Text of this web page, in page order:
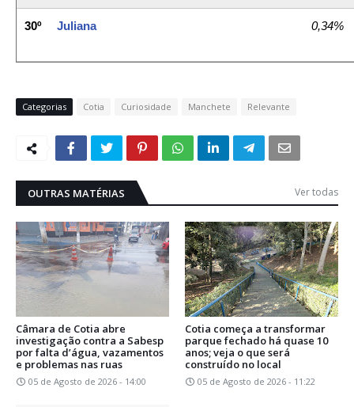
30º Juliana 0,34%
Categorias Cotia Curiosidade Manchete Relevante
OUTRAS MATÉRIAS Ver todas
Câmara de Cotia abre
investigação contra a Sabesp
por falta d’água, vazamentos
e problemas nas ruas
05 de Agosto de 2026 - 14:00
Cotia começa a transformar
parque fechado há quase 10
anos; veja o que será
construído no local
05 de Agosto de 2026 - 11:22